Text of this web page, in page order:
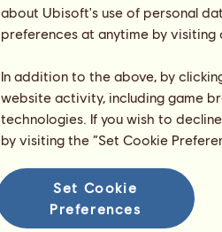
about Ubisoft's use of personal
preferences at anytime by
In addition to the above, by
website activity, including game
technologies. If you wish to
by visiting the “Set Cookie
Set Cookie
Preferences